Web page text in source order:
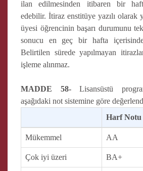
ilan edilmesinden itibaren bir
edebilir. İtiraz enstitüye yazılı olarak
üyesi öğrencinin başarı durumunu
sonucu en geç bir hafta
Belirtilen sürede yapılmayan
işleme alınmaz.
MADDE 58-Lisansüstü
aşağıdaki not sistemine göre
Harf Notu
Mükemmel AA
Çok iyi üzeri BA+